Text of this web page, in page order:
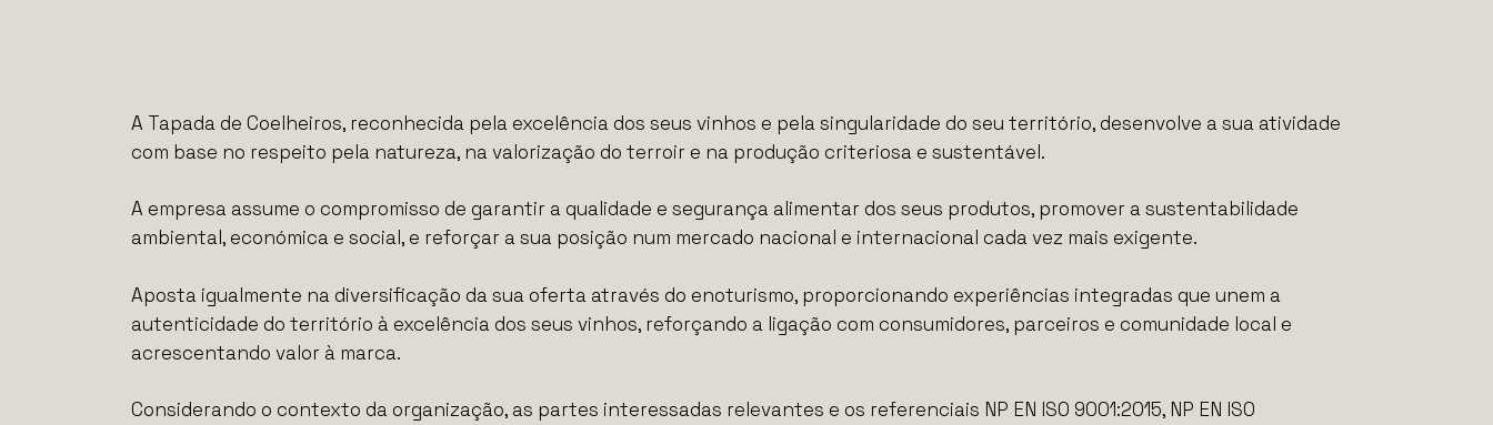
A Tapada de Coelheiros, reconhecida pela excelência dos seus vinhos e pela singularidade do seu território, desenvolve a sua atividade
com base no respeito pela natureza, na valorização do terroir e na produção criteriosa e sustentável.
A empresa assume o compromisso de garantir a qualidade e segurança alimentar dos seus produtos, promover a sustentabilidade
ambiental, económica e social, e reforçar a sua posição num mercado nacional e internacional cada vez mais exigente.
Aposta igualmente na diversificação da sua oferta através do enoturismo, proporcionando experiências integradas que unem a
autenticidade do território à excelência dos seus vinhos, reforçando a ligação com consumidores, parceiros e comunidade local e
acrescentando valor à marca.
Considerando o contexto da organização, as partes interessadas relevantes e os referenciais NP EN ISO 9001:2015, NP EN ISO